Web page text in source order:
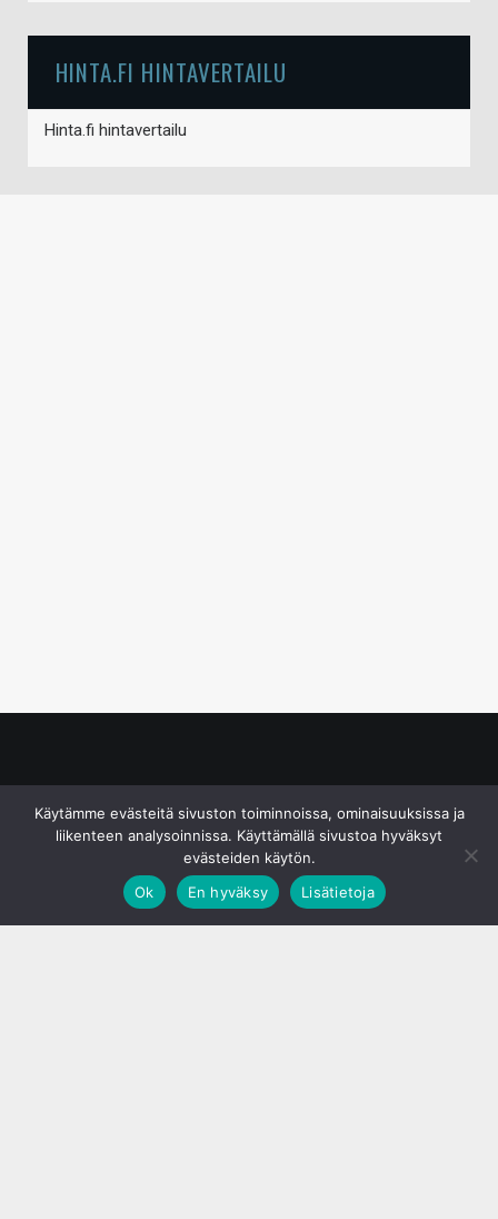
HINTA.FI HINTAVERTAILU
Hinta.fi hintavertailu
Käytämme evästeitä sivuston toiminnoissa, ominaisuuksissa ja
liikenteen analysoinnissa. Käyttämällä sivustoa hyväksyt
evästeiden käytön.
Ok
En hyväksy Lisätietoja